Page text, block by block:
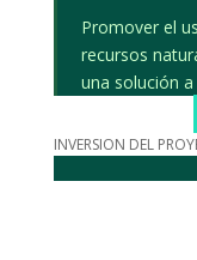
Promover el
recursos
una solución
INVERSION DEL